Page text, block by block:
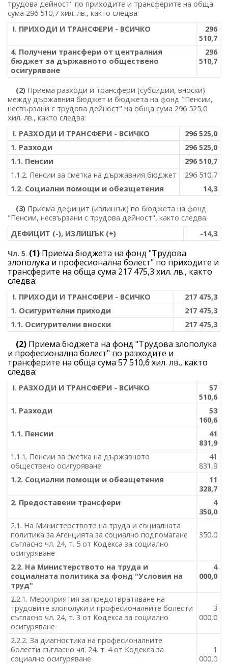
трудова дейност" по приходите и трансферите на обща
сума 296 510,7 хил. лв., както следва:
І. ПРИХОДИ И ТРАНСФЕРИ - ВСИЧКО
296
510,7
4. Получени трансфери от централния
бюджет за държавното обществено
осигуряване
296
510,7
(2) Приема разходи и трансфери (субсидии, вноски)
между държавния бюджет и бюджета на фонд "Пенсии,
несвързани с трудова дейност" на обща сума 296 525,0
хил. лв., както следва:
І. РАЗХОДИ И ТРАНСФЕРИ - ВСИЧКО
296 525,0
1. Разходи
296 525,0
1.1. Пенсии
296 510,7
1.1.2. Пенсии за сметка на държавния бюджет
296 510,7
1.2. Социални помощи и обезщетения
14,3
(3) Приема дефицит (излишък) по бюджета на фонд
"Пенсии, несвързани с трудова дейност", както следва:
ДЕФИЦИТ (-), ИЗЛИШЪК (+)
-14,3
Чл. 5. (1) Приема бюджета на фонд "Трудова
злополука и професионална болест" по приходите и
трансферите на обща сума 217 475,3 хил. лв., както
следва:
І. ПРИХОДИ И ТРАНСФЕРИ - ВСИЧКО
217 475,3
1. Осигурителни приходи
217 475,3
1.1. Осигурителни вноски
217 475,3
(2) Приема бюджета на фонд "Трудова злополука
и професионална болест" по разходите и
трансферите на обща сума 57 510,6 хил. лв., както
следва:
І. РАЗХОДИ И ТРАНСФЕРИ - ВСИЧКО
57
510,6
1. Разходи
53
160,6
1.1. Пенсии
41
831,9
1.1.1. Пенсии за сметка на държавното
обществено осигуряване
41
831,9
1.2. Социални помощи и обезщетения
11
328,7
2. Предоставени трансфери
4
350,0
2.1. На Министерството на труда и социалната
политика за Агенцията за социално подпомагане
съгласно чл. 24, т. 5 от Кодекса за социално
осигуряване
350,0
2.2. На Министерството на труда и
социалната политика за фонд "Условия на
труд"
4
000,0
2.2.1. Мероприятия за предотвратяване на
трудовите злополуки и професионалните болести
съгласно чл. 24, т. 3 от Кодекса за социално
осигуряване
3
000,0
2.2.2. За диагностика на професионалните
болести съгласно чл. 24, т. 4 от Кодекса за
социално осигуряване
1
000,0